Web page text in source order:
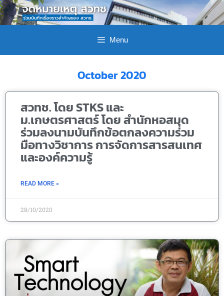
Menu
October 2020
สวทช. โดย STKS และ
ม.เกษตรศาสตร์ โดย สำนักหอสมุด
ร่วมลงนามบันทึกข้อตกลงความร่วม
มือทางวิชาการ การจัดการสารสนเทศ
และองค์ความรู้
READ MORE »
28/10/2020